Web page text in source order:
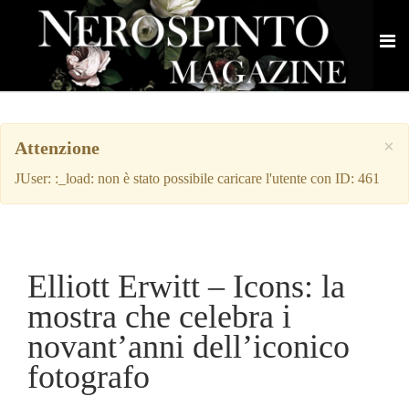
×
Attenzione
JUser: :_load: non è stato possibile caricare l'utente con ID: 461
Elliott Erwitt – Icons: la
mostra che celebra i
novant’anni dell’iconico
fotografo